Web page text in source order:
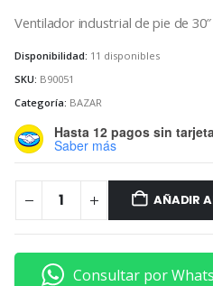
original
$260.000.
Ventilador industrial de pie de
Disponibilidad: 11 disponibles
SKU: B90051
Categoría: BAZAR
Hasta 12 pagos sin
Saber más
AÑADIR
Consultar por